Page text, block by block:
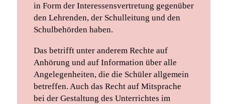
in Form der Interessensvertretung gegenüber
den Lehrenden, der Schulleitung und den
Schulbehörden haben.
Das betrifft unter anderem Rechte auf
Anhörung und auf Information über alle
Angelegenheiten, die die Schüler allgemein
betreffen. Auch das Recht auf Mitsprache
bei der Gestaltung des Unterrichtes im